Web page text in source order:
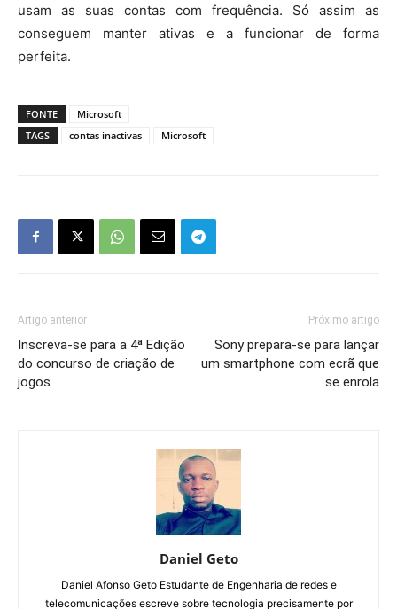
usam as suas contas com frequência. Só assim as
conseguem manter ativas e a funcionar de forma
perfeita.
FONTE
Microsoft
TAGS
contas inactivas Microsoft
Artigo anterior
Inscreva-se para a 4ª Edição
do concurso de criação de
jogos
Próximo artigo
Sony prepara-se para lançar
um smartphone com ecrã que
se enrola
Daniel Geto
Daniel Afonso Geto Estudante de Engenharia de redes e
telecomunicações escreve sobre tecnologia precisamente por